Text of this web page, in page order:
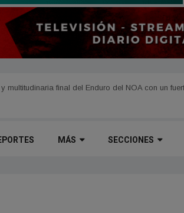
ante la profunda grieta en el radicalismo local
MÁS SECCIONES